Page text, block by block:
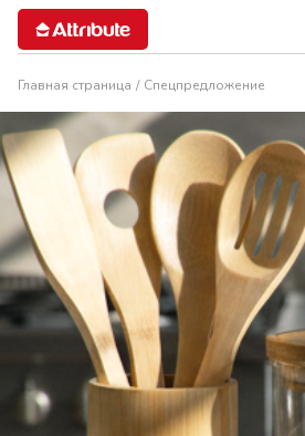
Главная страница Спецпредложение